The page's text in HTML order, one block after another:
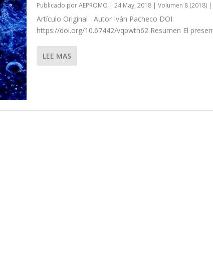
Publicado porAEPROMO | 24 May, 2018| Volumen 8 (2018)|
Artículo Original Autor Iván Pacheco DOI:
https://doi.org/10.67442/vqpwth62 Resumen El
LEE MAS